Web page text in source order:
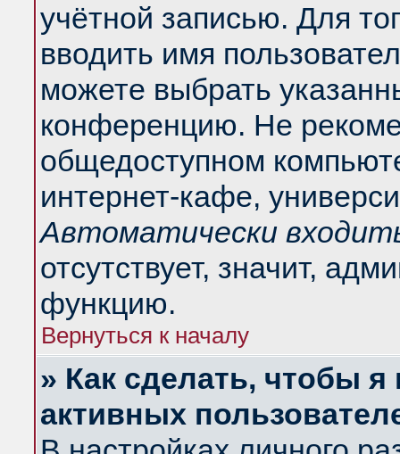
учётной записью. Для
вводить имя
можете выбрать
конференцию. Не
общедоступном
интернет-кафе,
Автоматически
отсутствует, значит,
функцию.
Вернуться к началу
» Как сделать, чтобы
активных